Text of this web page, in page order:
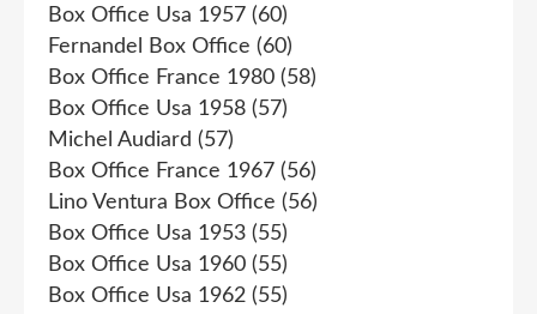
Box Office Usa 1957 (60)
Fernandel Box Office (60)
Box Office France 1980 (58)
Box Office Usa 1958 (57)
Michel Audiard (57)
Box Office France 1967 (56)
Lino Ventura Box Office (56)
Box Office Usa 1953 (55)
Box Office Usa 1960 (55)
Box Office Usa 1962 (55)